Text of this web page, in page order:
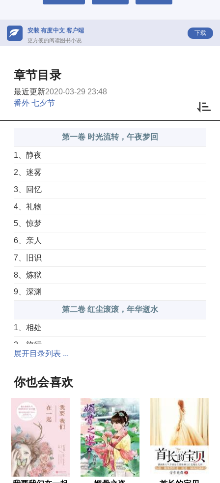
安装 有度中文 客户端
更方便的阅读图书小说
下载
章节目录
最近更新2020-03-29 23:48
番外 七夕节
第一卷 时光流转，午夜梦回
1、静夜
2、迷雾
3、回忆
4、礼物
5、惊梦
6、亲人
7、旧识
8、炼狱
9、深渊
第二卷 红尘滚滚，年华逝水
1、相处
2、旅行
4、解脱
6、初霁
第三卷 我若离去，相会无期
1、距离
2、真实
展开目录列表 ...
你也会喜欢